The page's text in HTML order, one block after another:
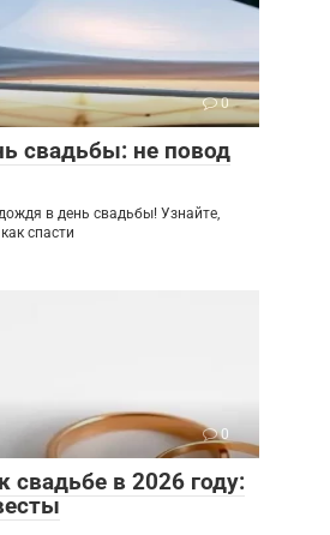
0
свадьбы: не повод
в день свадьбы! Узнайте,
спасти
0
свадьбе в 2026 году: